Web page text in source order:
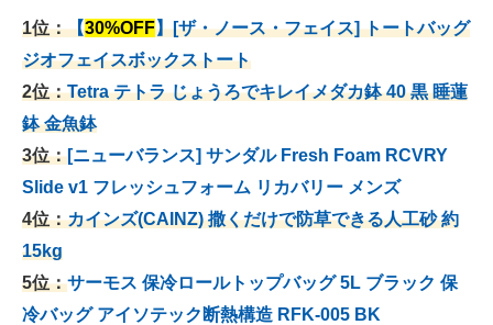
1位：【30%OFF】[ザ・ノース・フェイス] トートバッグ
ジオフェイスボックストート
2位：Tetra テトラ じょうろでキレイメダカ鉢 40 黒 睡蓮
鉢 金魚鉢
3位：[ニューバランス] サンダル Fresh Foam RCVRY
Slide v1 フレッシュフォーム リカバリー メンズ
4位：カインズ(CAINZ) 撒くだけで防草できる人工砂 約
15kg
5位：サーモス 保冷ロールトップバッグ 5L ブラック 保
冷バッグ アイソテック断熱構造 RFK-005 BK